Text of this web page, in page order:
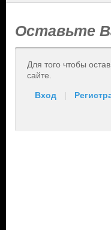
Оставьте
Для того чтобы
сайте.
Вход |